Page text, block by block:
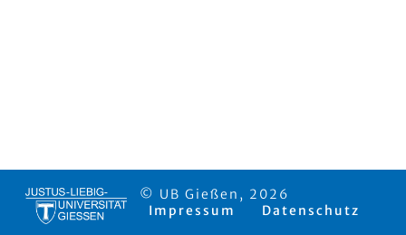
© UB Gießen, 2026
Impressum
Datenschutz